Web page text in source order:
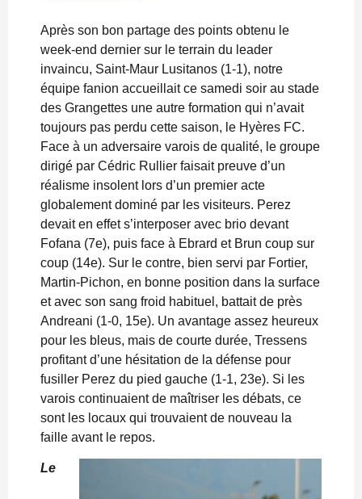
Après son bon partage des points obtenu le
week-end dernier sur le terrain du leader
invaincu, Saint-Maur Lusitanos (1-1), notre
équipe fanion accueillait ce samedi soir au stade
des Grangettes une autre formation qui n’avait
toujours pas perdu cette saison, le Hyères FC.
Face à un adversaire varois de qualité, le groupe
dirigé par Cédric Rullier faisait preuve d’un
réalisme insolent lors d’un premier acte
globalement dominé par les visiteurs. Perez
devait en effet s’interposer avec brio devant
Fofana (7e), puis face à Ebrard et Brun coup sur
coup (14e). Sur le contre, bien servi par Fortier,
Martin-Pichon, en bonne position dans la surface
et avec son sang froid habituel, battait de près
Andreani (1-0, 15e). Un avantage assez heureux
pour les bleus, mais de courte durée, Tressens
profitant d’une hésitation de la défense pour
fusiller Perez du pied gauche (1-1, 23e). Si les
varois continuaient de maîtriser les débats, ce
sont les locaux qui trouvaient de nouveau la
faille avant le repos.
Le